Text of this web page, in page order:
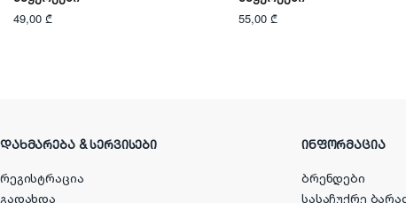
49,00 ₾ 55,00 ₾
ᲓᲐᲮᲛᲐᲠᲔᲑᲐ & ᲡᲔᲠᲕᲘᲡᲔᲑᲘ
რეგისტრაცია
ᲘᲜᲤᲝᲠᲛᲐᲪᲘᲐ
ბრენდები